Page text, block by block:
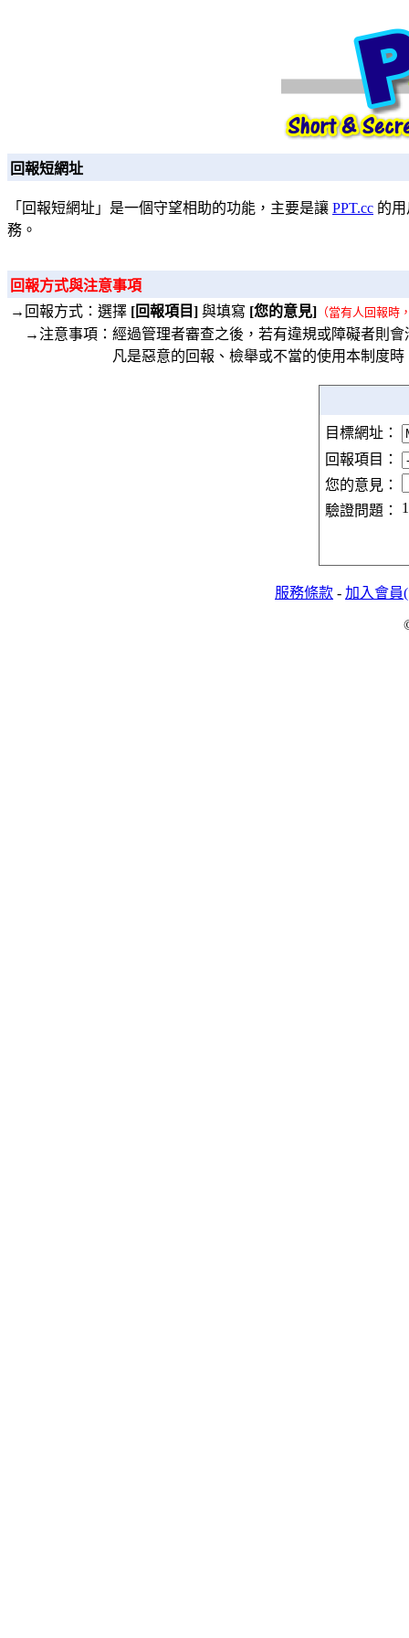
回報短網址
「回報短網址」是一個守望相助的功能，主要是讓 PPT.cc 的
務。
回報方式與注意事項
→回報方式：選擇 [回報項目] 與填寫 [您的意見] （當有人回報時
→注意事項：經過管理者審查之後，若有違規或障礙者則
凡是惡意的回報、檢舉或不當的使用本制度時，
目標網址：
回報項目：
您的意見：
驗證問題：
服務條款 - 加入會員